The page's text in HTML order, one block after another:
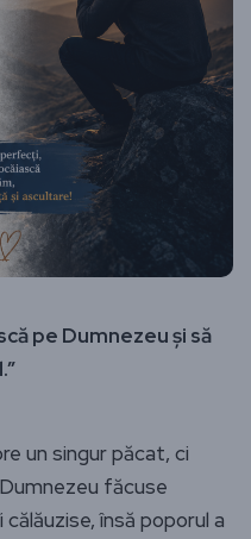
pe Dumnezeu și să
un singur păcat, ci
făcuse
călăuzise, însă poporul a